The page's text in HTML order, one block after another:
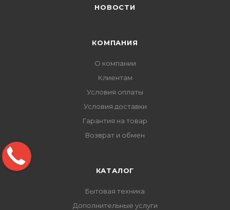
НОВОСТИ
КОМПАНИЯ
О компании
Клиентам
Условия оплаты
Условия доставки
Гарантия на товар
Возврат и обмен
КАТАЛОГ
Бытовая техника
Дополнительные услуги